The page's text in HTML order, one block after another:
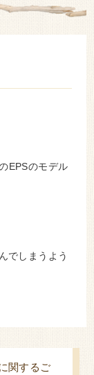
EPSのモデル
でしまうよう
関するご